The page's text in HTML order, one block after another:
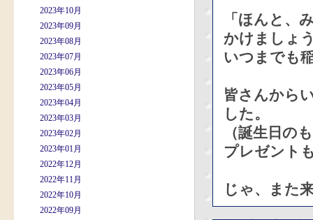
2023年10月
2023年09月
2023年08月
2023年07月
2023年06月
2023年05月
2023年04月
2023年03月
2023年02月
2023年01月
2022年12月
2022年11月
2022年10月
2022年09月
「ほんと、
かけましょ
いつまでも
皆さんから
した。
（誕生日の
プレゼント
じゃ、また